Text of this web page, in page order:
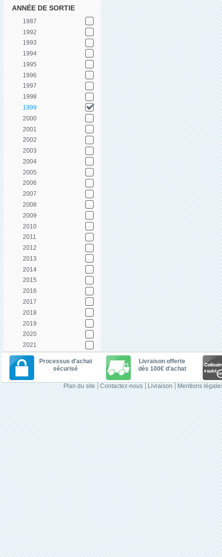
ANNÉE DE SORTIE
1987
1992
1993
1994
1995
1996
1997
1998
1999
2000
2001
2002
2003
2004
2005
2006
2007
2008
2009
2010
2011
2012
2013
2014
2015
2016
2017
2018
2019
2020
2021
Processus d'achat
sécurisé
Livraison offerte
dès 100€ d'achat
Plan du site Contactez-nous Livraison Mentions